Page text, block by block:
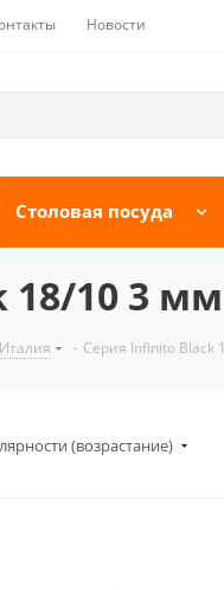
Новости
Столовая посуда
18/10 3 мм
- Серия Infinito Black
(возрастание)